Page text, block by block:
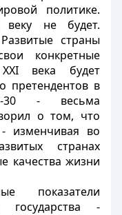
политике.
веку не будет.
страны
конкретные
века будет
претендентов в
30 - весьма
о том, что
- изменчивая во
странах
качества жизни
показатели
государства -